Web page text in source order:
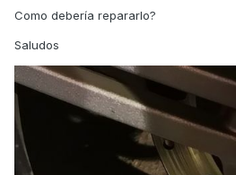
Como debería repararlo?
Saludos